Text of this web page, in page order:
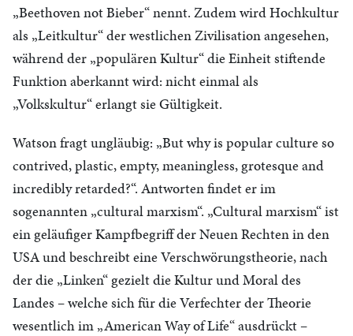
„Beethoven not Bieber“ nennt. Zudem wird Hochkultur
als „Leitkultur“ der westlichen Zivilisation angesehen,
während der „populären Kultur“ die Einheit stiftende
Funktion aberkannt wird: nicht einmal als
„Volkskultur“ erlangt sie Gültigkeit.
Watson fragt ungläubig: „But why is popular culture so
contrived, plastic, empty, meaningless, grotesque and
incredibly retarded?“. Antworten findet er im
sogenannten „cultural marxism“. „Cultural marxism“ ist
ein geläufiger Kampfbegriff der Neuen Rechten in den
USA und beschreibt eine Verschwörungstheorie, nach
der die „Linken“ gezielt die Kultur und Moral des
Landes – welche sich für die Verfechter der Theorie
wesentlich im „American Way of Life“ ausdrückt –